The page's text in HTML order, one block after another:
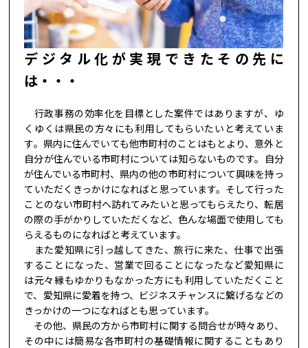
デジタル化が実現できたその先に
は・・・
行政事務の効率化を目標とした案件ではありますが、ゆ
くゆくは県民の方々にも利用してもらいたいと考えていま
す。県内に住んでいても他市町村のことはもとより、意外と
自分が住んでいる市町村については知らないものです。自分
が住んでいる市町村、県内の他の市町村について興味を持っ
ていただくきっかけになればと思っています。そして行った
ことのない市町村へ訪れてみたいと思ってもらえたり、転居
の際の手がかりしていただくなど、色んな場面で使用しても
らえるものになればと考えています。
また愛知県に引っ越してきた、旅行に来た、仕事で出張
することになった、営業で回ることになったなど愛知県に
は元々縁もゆかりもなかった方にも利用していただくこと
で、愛知県に愛着を持つ、ビジネスチャンスに繋げるなどの
きっかけの一つになればとも思っています。
その他、県民の方から市町村に関する問合せが時々あり、
その中には簡易な各市町村の基礎情報に関することもあり